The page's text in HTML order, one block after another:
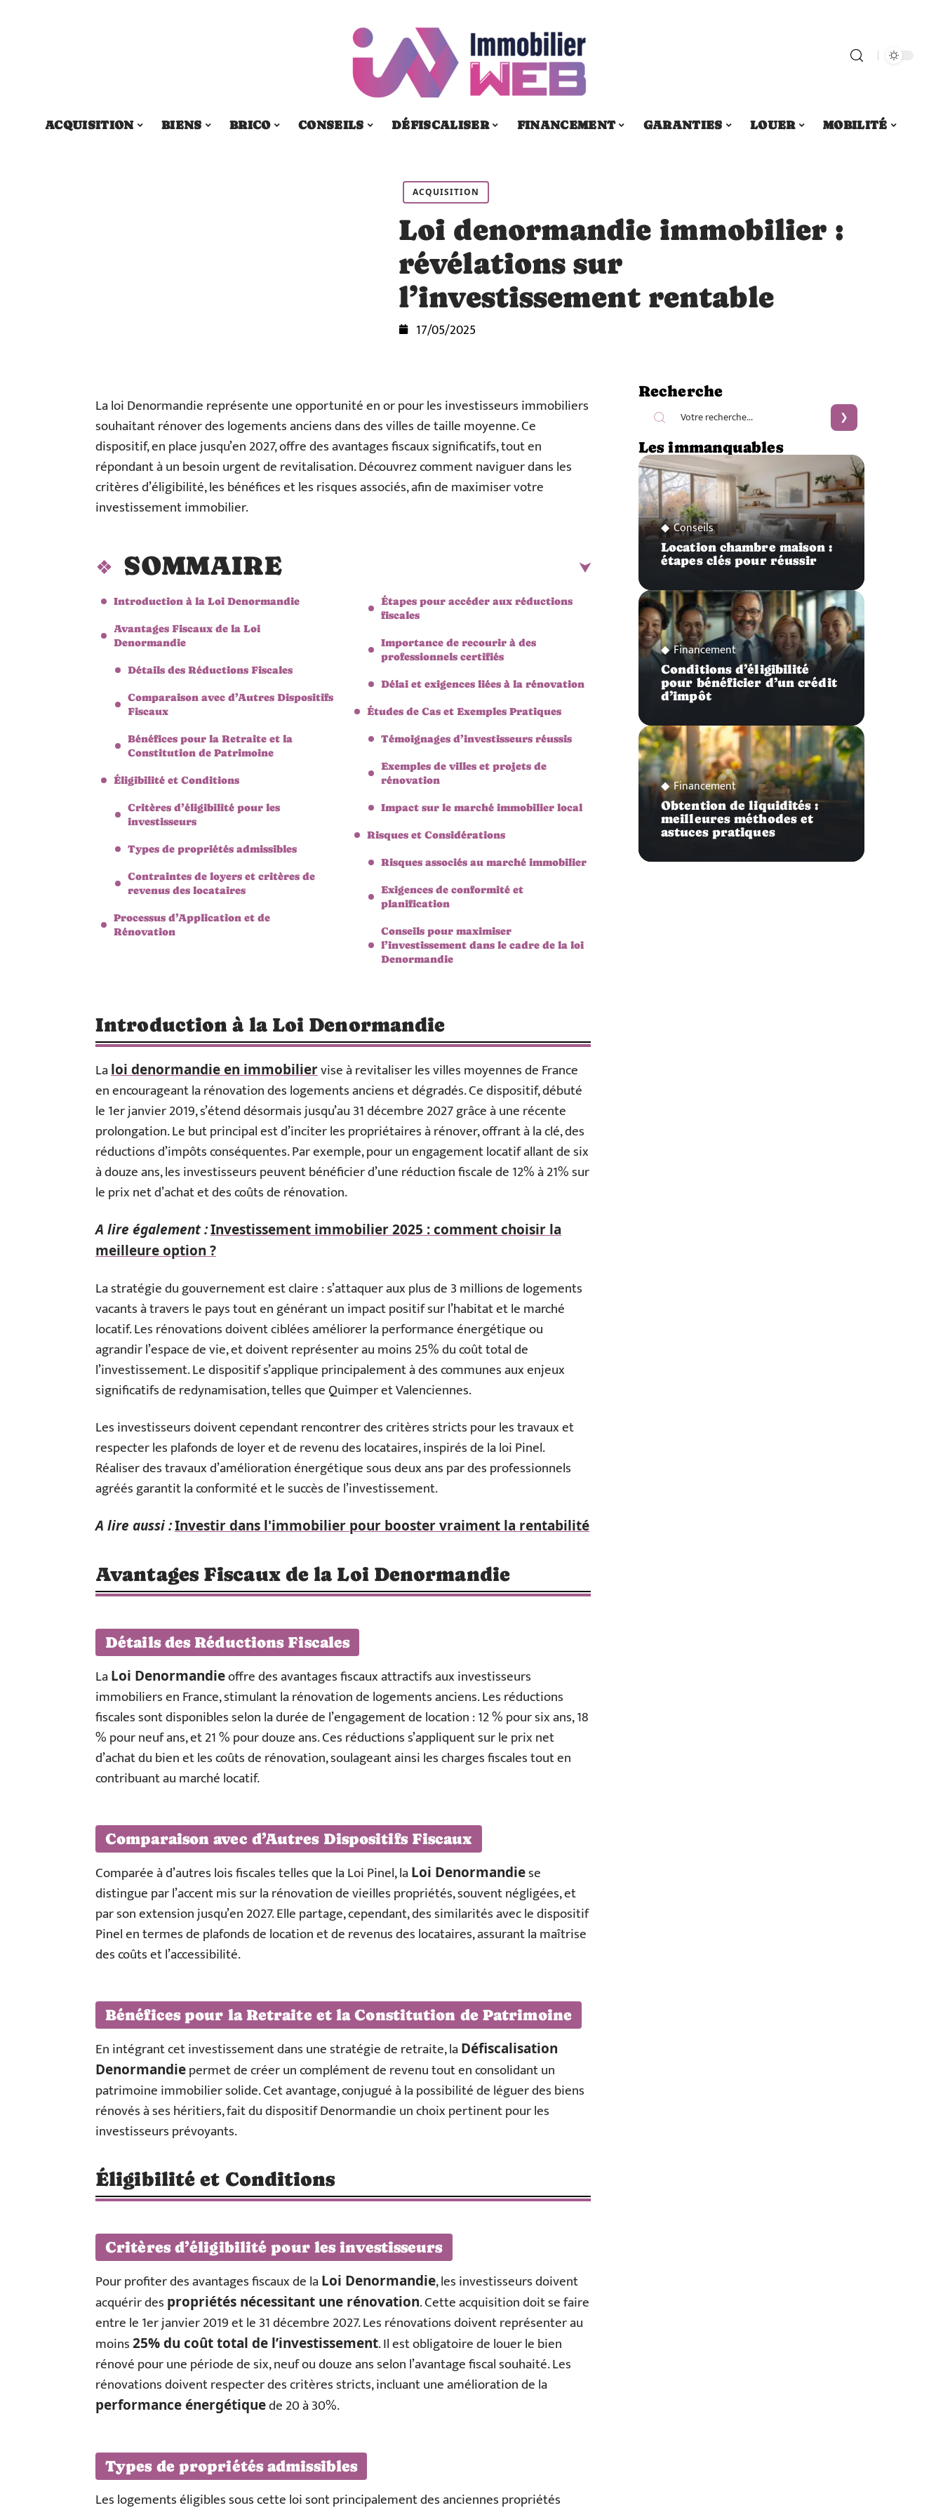
ACQUISITION BIENS BRICO CONSEILS DÉFISCALISER FINANCEMENT GARANTIES LOUER MOBILITÉ
ACQUISITION
Loi denormandie immobilier :
révélations sur
l’investissement rentable
17/05/2025
La loi Denormandie représente une opportunité en or pour les investisseurs immobiliers
souhaitant rénover des logements anciens dans des villes de taille moyenne. Ce
dispositif, en place jusqu’en 2027, offre des avantages fiscaux significatifs, tout en
répondant à un besoin urgent de revitalisation. Découvrez comment naviguer dans les
critères d’éligibilité, les bénéfices et les risques associés, afin de maximiser votre
investissement immobilier.
SOMMAIRE
Introduction à la Loi Denormandie
Avantages Fiscaux de la Loi
Denormandie
Détails des Réductions Fiscales
Comparaison avec d’Autres Dispositifs
Fiscaux
Bénéfices pour la Retraite et la
Constitution de Patrimoine
Éligibilité et Conditions
Critères d’éligibilité pour les
investisseurs
Types de propriétés admissibles
Contraintes de loyers et critères de
revenus des locataires
Processus d’Application et de
Rénovation
Étapes pour accéder aux réductions
fiscales
Importance de recourir à des
professionnels certifiés
Délai et exigences liées à la rénovation
Études de Cas et Exemples Pratiques
Témoignages d’investisseurs réussis
Exemples de villes et projets de
rénovation
Impact sur le marché immobilier local
Risques et Considérations
Risques associés au marché immobilier
Exigences de conformité et
planification
Conseils pour maximiser
l’investissement dans le cadre de la loi
Denormandie
Introduction à la Loi Denormandie
Laloi denormandie en immobiliervise à revitaliser les villes moyennes de France
en encourageant la rénovation des logements anciens et dégradés. Ce dispositif, débuté
le 1er janvier 2019, s’étend désormais jusqu’au 31 décembre 2027 grâce à une récente
prolongation. Le but principal est d’inciter les propriétaires à rénover, offrant à la clé, des
réductions d’impôts conséquentes. Par exemple, pour un engagement locatif allant de six
à douze ans, les investisseurs peuvent bénéficier d’une réduction fiscale de 12% à 21% sur
le prix net d’achat et des coûts de rénovation.
A lire également :Investissement immobilier 2025 : comment choisir la
meilleure option ?
La stratégie du gouvernement est claire : s’attaquer aux plus de 3 millions de logements
vacants à travers le pays tout en générant un impact positif sur l’habitat et le marché
locatif. Les rénovations doivent ciblées améliorer la performance énergétique ou
agrandir l’espace de vie, et doivent représenter au moins 25% du coût total de
l’investissement. Le dispositif s’applique principalement à des communes aux enjeux
significatifs de redynamisation, telles que Quimper et Valenciennes.
Les investisseurs doivent cependant rencontrer des critères stricts pour les travaux et
respecter les plafonds de loyer et de revenu des locataires, inspirés de la loi Pinel.
Réaliser des travaux d’amélioration énergétique sous deux ans par des professionnels
agréés garantit la conformité et le succès de l’investissement.
A lire aussi :Investir dans l'immobilier pour booster vraiment la rentabilité
Avantages Fiscaux de la Loi Denormandie
Détails des Réductions Fiscales
LaLoi Denormandieoffre des avantages fiscaux attractifs aux investisseurs
immobiliers en France, stimulant la rénovation de logements anciens. Les réductions
fiscales sont disponibles selon la durée de l’engagement de location : 12 % pour six ans, 18
% pour neuf ans, et 21 % pour douze ans. Ces réductions s’appliquent sur le prix net
d’achat du bien et les coûts de rénovation, soulageant ainsi les charges fiscales tout en
contribuant au marché locatif.
Comparaison avec d’Autres Dispositifs Fiscaux
Comparée à d’autres lois fiscales telles que la Loi Pinel, laLoi Denormandiese
distingue par l’accent mis sur la rénovation de vieilles propriétés, souvent négligées, et
par son extension jusqu’en 2027. Elle partage, cependant, des similarités avec le dispositif
Pinel en termes de plafonds de location et de revenus des locataires, assurant la maîtrise
des coûts et l’accessibilité.
Bénéfices pour la Retraite et la Constitution de Patrimoine
En intégrant cet investissement dans une stratégie de retraite, laDéfiscalisation
Denormandiepermet de créer un complément de revenu tout en consolidant un
patrimoine immobilier solide. Cet avantage, conjugué à la possibilité de léguer des biens
rénovés à ses héritiers, fait du dispositif Denormandie un choix pertinent pour les
investisseurs prévoyants.
Éligibilité et Conditions
Critères d’éligibilité pour les investisseurs
Pour profiter des avantages fiscaux de laLoi Denormandie, les investisseurs doivent
acquérir des propriétés nécessitant une rénovation. Cette acquisition doit se faire
entre le 1er janvier 2019 et le 31 décembre 2027. Les rénovations doivent représenter au
moins25% du coût total de l’investissement. Il est obligatoire de louer le bien
rénové pour une période de six, neuf ou douze ans selon l’avantage fiscal souhaité. Les
rénovations doivent respecter des critères stricts, incluant une amélioration de la
performance énergétiquede 20 à 30%.
Types de propriétés admissibles
Les logements éligibles sous cette loi sont principalement des anciennes propriétés
Recherche
Les immanquables
Conseils
Location chambre maison :
étapes clés pour réussir
Financement
Conditions d’éligibilité
pour bénéficier d’un crédit
d’impôt
Financement
Obtention de liquidités :
meilleures méthodes et
astuces pratiques